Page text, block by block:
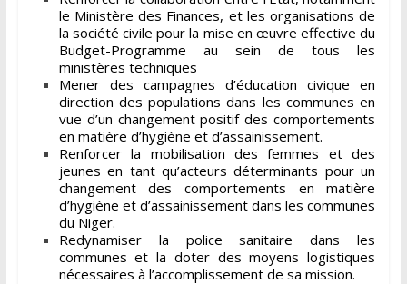
le Ministère des Finances, et les organisations de
la société civile pour la mise en œuvre effective du
Budget-Programme au sein de tous les
ministères techniques
Mener des campagnes d’éducation civique en
direction des populations dans les communes en
vue d’un changement positif des comportements
en matière d’hygiène et d’assainissement.
Renforcer la mobilisation des femmes et des
jeunes en tant qu’acteurs déterminants pour un
changement des comportements en matière
d’hygiène et d’assainissement dans les communes
du Niger.
Redynamiser la police sanitaire dans les
communes et la doter des moyens logistiques
nécessaires à l’accomplissement de sa mission.